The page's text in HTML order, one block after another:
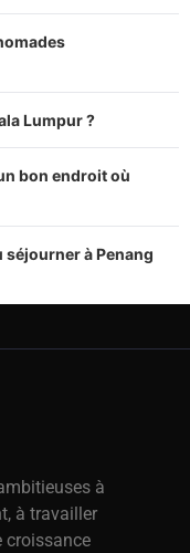
Lumpur ?
bon endroit où
à Penang
à
à travailler
croissance